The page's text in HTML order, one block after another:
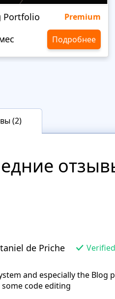
Portfolio Premium
Подробнее
(2)
de Priche
and especially the
code editing